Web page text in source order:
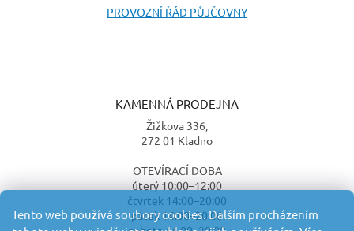
Tento web používá soubory cookies. Dalším procházením
PROVOZNÍ ŘÁD PŮJČOVNY
KAMENNÁ PRODEJNA
Žižkova 336,
272 01 Kladno
OTEVÍRACÍ DOBA
úterý 10:00–12:00
čtvrtek 14:00–20:00
pátek 14:00–20:00